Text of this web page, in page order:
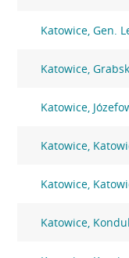
Katowice, Gen.
Katowice,
Katowice,
Katowice,
Katowice,
Katowice,